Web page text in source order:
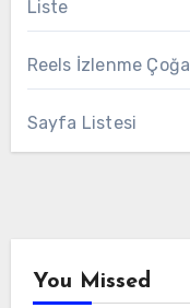
Liste
Reels İzlenme
Sayfa Listesi
You Missed